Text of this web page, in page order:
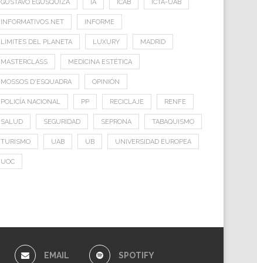
GUSTAVO EGUSQUIZA IA ICAB ICTA-UAB
INFORMATIVOS.NET INFORME
LIMITES DEL PLANETA LUXURY MADRID
MASTERCLASS MEDICINA ESTÉTICA
MOSSOS D'ESQUADRA OPINIÓN
POLICÍA NACIONAL PP RECICLAJE RENFE
SALUD SEGURIDAD SEPRONA TABAQUISMO
TURISMO UAB UB UNIVERSIDAD EUROPEA
UOC
EMAIL SPOTIFY